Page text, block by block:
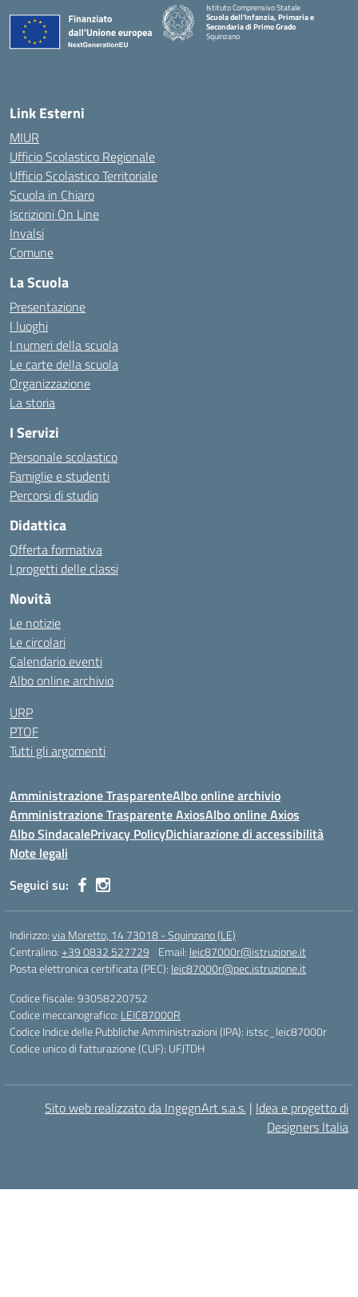
Istituto Comprensivo Statale
Scuola dell'Infanzia, Primaria e
Secondaria di Primo Grado
Squinzano
Link Esterni
MIUR
Ufficio Scolastico Regionale
Ufficio Scolastico Territoriale
Scuola in Chiaro
Iscrizioni On Line
Invalsi
Comune
La Scuola
Presentazione
I luoghi
I numeri della scuola
Le carte della scuola
Organizzazione
La storia
I Servizi
Personale scolastico
Famiglie e studenti
Percorsi di studio
Didattica
Offerta formativa
I progetti delle classi
Novità
Le notizie
Le circolari
Calendario eventi
Albo online archivio
URP
PTOF
Tutti gli argomenti
Amministrazione TrasparenteAlbo online archivio
Amministrazione Trasparente AxiosAlbo online Axios
Albo SindacalePrivacy PolicyDichiarazione di accessibilità
Note legali
Seguici su:
Indirizzo:via Moretto, 14 73018 - Squinzano (LE)
Centralino:+39 0832 527729 Email: leic87000r@istruzione.it
Posta elettronica certificata (PEC): leic87000r@pec.istruzione.it
Codice fiscale: 93058220752
Codice meccanografico: LEIC87000R
Codice Indice delle Pubbliche Amministrazioni (IPA): istsc_leic87000r
Codice unico di fatturazione (CUF): UFJTDH
Sito web realizzato da IngegnArt s.a.s. | Idea e progetto di
Designers Italia